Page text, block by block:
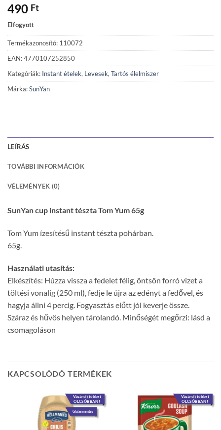
490 Ft
Elfogyott
Termékazonosító: 110072
EAN: 4770107252850
Kategóriák: Instant ételek, Levesek, Tartós élelmiszer
Márka:SunYan
LEÍRÁS
TOVÁBBI INFORMÁCIÓK
VÉLEMÉNYEK (0)
SunYan cup instant tészta Tom Yum 65g
Tom Yum ízesítésű instant tészta pohárban.
65g.
Használati utasítás:
Elkészítés: Húzza vissza a fedelet félig, öntsön forró vizet a
töltési vonalig (250 ml), fedje le újra az edényt a fedővel, és
hagyja állni 4 percig. Fogyasztás előtt jól keverje össze.
Száraz és hűvös helyen tárolandó. Minőségét megőrzi: lásd a
csomagoláson
KAPCSOLÓDÓ TERMÉKEK
Vásárolj többet
OLCSÓBBAN!
Gluténmentes
Vásárolj többet
OLCSÓBBAN!